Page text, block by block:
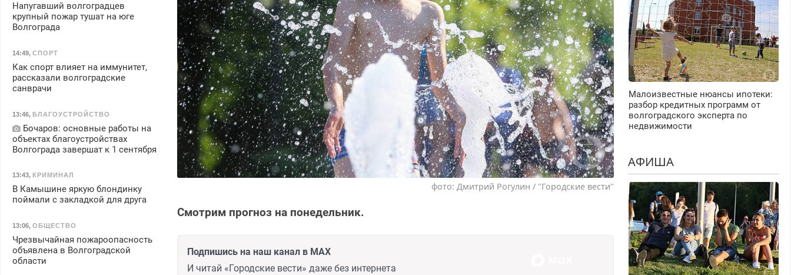
фото: Дмитрий Рогулин / "Городские вести"
Смотрим прогноз на понедельник.
Подпишись на наш канал в MAX
И читай «Городские вести» даже без интернета
Напугавший волгоградцев
крупный пожар тушат на юге
Волгограда
14:49, СПОРТ
Как спорт влияет на иммунитет,
рассказали волгоградские
санврачи
13:46, БЛАГОУСТРОЙСТВО
Бочаров: основные работы на
объектах благоустройствах
Волгограда завершат к 1 сентября
13:43, КРИМИНАЛ
В Камышине яркую блондинку
поймали с закладкой для друга
13:06, ОБЩЕСТВО
Чрезвычайная пожароопасность
объявлена в Волгоградской
области
Малоизвестные нюансы ипотеки:
разбор кредитных программ от
волгоградского эксперта по
недвижимости
АФИША